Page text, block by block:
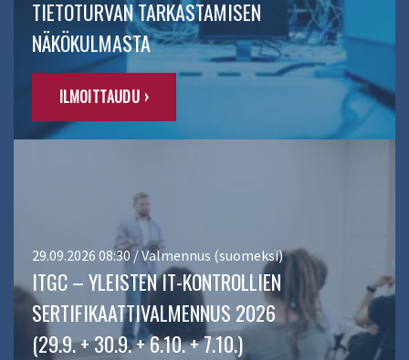
TIETOTURVAN TARKASTAMISEN
NÄKÖKULMASTA
ILMOITTAUDU ›
29.09.2026 08:30 / Valmennus (suomeksi)
ITGC – YLEISTEN IT-KONTROLLIEN
SERTIFIKAATTIVALMENNUS 2026
(29.9. + 30.9. + 6.10. + 7.10.)